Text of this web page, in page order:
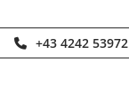
+43 4242 53972